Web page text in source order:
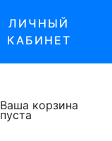
ЛИЧНЫЙ
КАБИНЕТ
Ваша корзина
пуста